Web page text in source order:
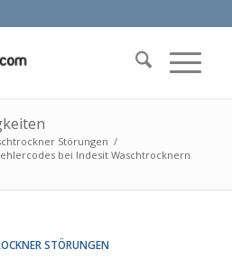
Störungen /
bei Indesit Waschtrocknern
STÖRUNGEN